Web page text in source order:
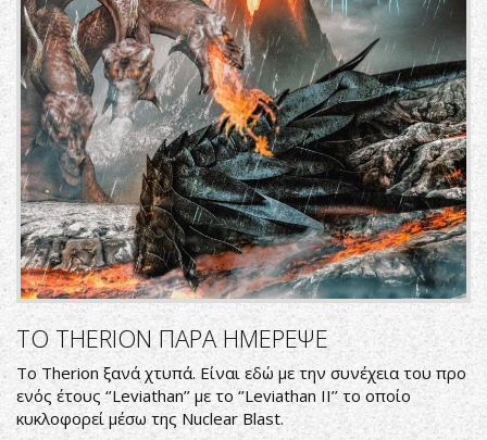
ΤΟ THERION ΠΑΡΑ ΗΜΕΡΕΨΕ
Το Therion ξανά χτυπά. Είναι εδώ με την συνέχεια του προ
ενός έτους ‘’Leviathan’’ με το ‘’Leviathan II’’ το οποίο
κυκλοφορεί μέσω της Nuclear Blast.